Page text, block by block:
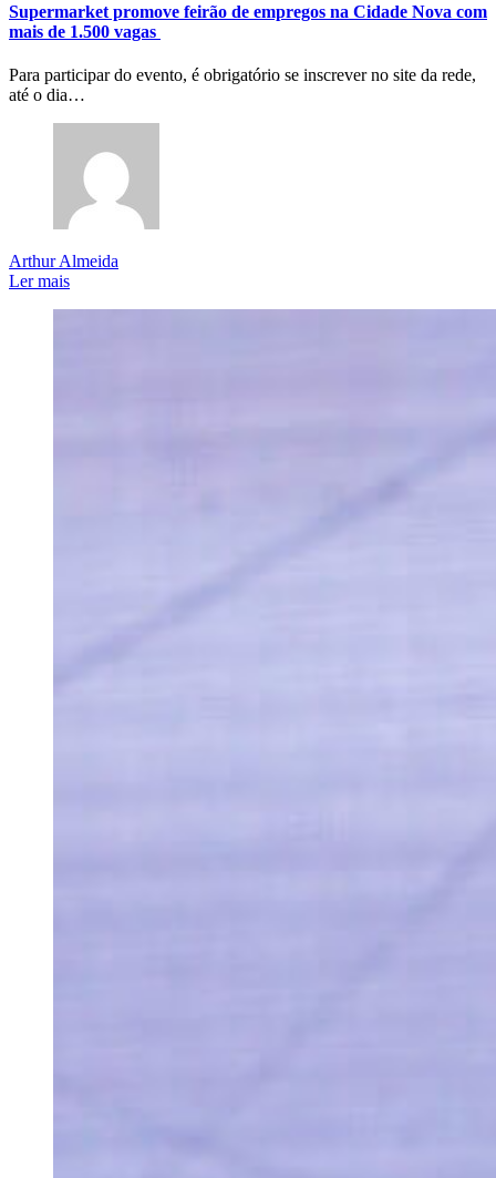
Supermarket promove feirão de empregos na Cidade Nova com
mais de 1.500 vagas
Para participar do evento, é obrigatório se inscrever no site da rede,
até o dia…
Arthur Almeida
Ler mais